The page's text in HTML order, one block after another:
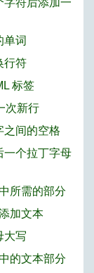
单词
行符
标签
次新行
之间的空格
一个拉丁字母
所需的部分
加文本
大写
的文本部分